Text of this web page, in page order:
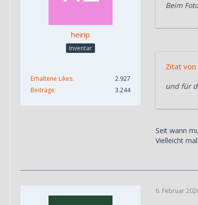
heirip
Inventar
Erhaltene Likes
2.927
Beiträge
3.244
Beim
Zitat von
und für
Seit wann
Vielleicht
6. Februar